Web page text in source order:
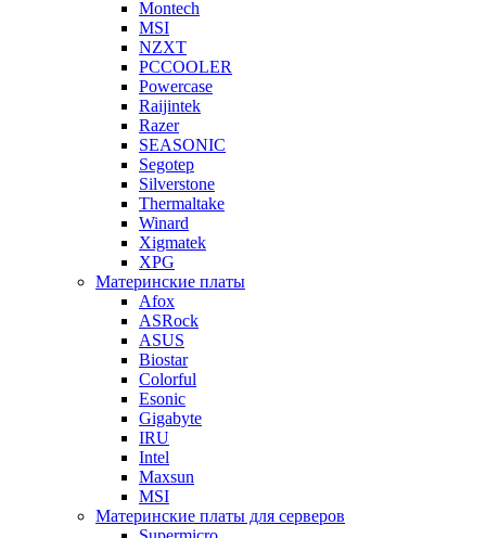
Montech
MSI
NZXT
PCCOOLER
Powercase
Raijintek
Razer
SEASONIC
Segotep
Silverstone
Thermaltake
Winard
Xigmatek
XPG
Материнские платы
Afox
ASRock
ASUS
Biostar
Colorful
Esonic
Gigabyte
IRU
Intel
Maxsun
MSI
Материнские платы для серверов